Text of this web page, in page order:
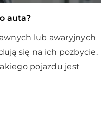
auta?
lub awaryjnych
się na ich pozbycie.
pojazdu jest